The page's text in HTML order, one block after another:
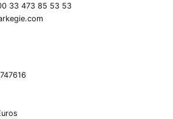
33 473 85 53 53